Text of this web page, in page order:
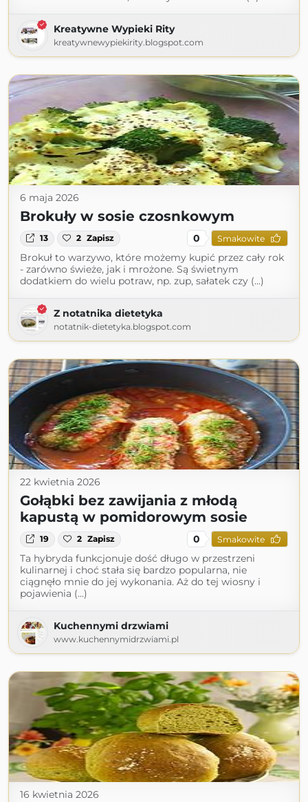
Kreatywne Wypieki Rity
kreatywnewypiekirity.blogspot.com
6 maja 2026
Brokuły w sosie czosnkowym
13 2 Zapisz 0 Smakowite
Brokuł to warzywo, które możemy kupić przez cały rok
- zarówno świeże, jak i mrożone. Są świetnym
dodatkiem do wielu potraw, np. zup, sałatek czy (...)
Z notatnika dietetyka
notatnik-dietetyka.blogspot.com
22 kwietnia 2026
Gołąbki bez zawijania z młodą
kapustą w pomidorowym sosie
19 2 Zapisz 0 Smakowite
Ta hybryda funkcjonuje dość długo w przestrzeni
kulinarnej i choć stała się bardzo popularna, nie
ciągnęło mnie do jej wykonania. Aż do tej wiosny i
pojawienia (...)
Kuchennymi drzwiami
www.kuchennymidrzwiami.pl
16 kwietnia 2026